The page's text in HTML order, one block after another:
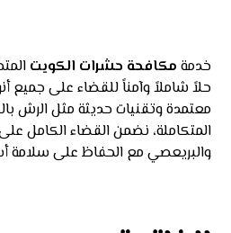
خدمة مكافحة حشرات الكويت
حلاً شاملاً وآمناً للقضاء على جميع
معتمدة وتقنيات حديثة مثل الرش
المتكاملة، نضمن القضاء الكامل
والبريعصي مع الحفاظ على سلامة